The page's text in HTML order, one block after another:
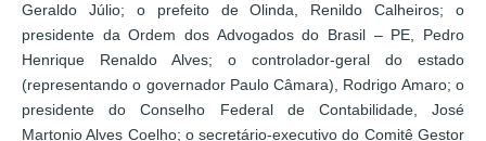
Geraldo Júlio; o prefeito de Olinda, Renildo Calheiros; o
presidente da Ordem dos Advogados do Brasil – PE, Pedro
Henrique Renaldo Alves; o controlador-geral do estado
(representando o governador Paulo Câmara), Rodrigo Amaro; o
presidente do Conselho Federal de Contabilidade, José
Martonio Alves Coelho; o secretário-executivo do Comitê Gestor